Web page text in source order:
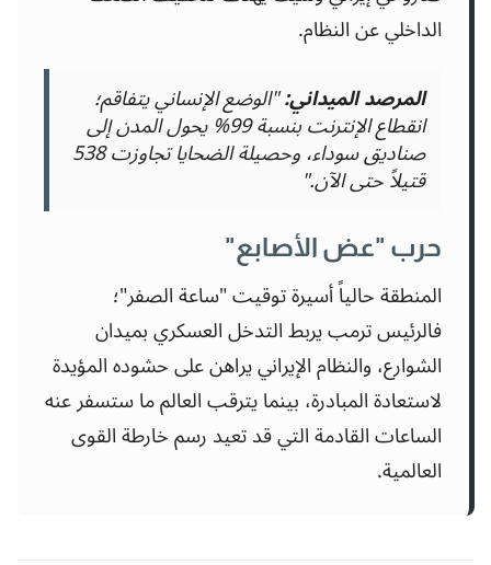
الداخلي عن النظام.
المرصد الميداني:"الوضع الإنساني يتفاقم؛
انقطاع الإنترنت بنسبة 99% يحول المدن إلى
صناديق سوداء، وحصيلة الضحايا تجاوزت 538
قتيلاً حتى الآن."
حرب "عض الأصابع"
المنطقة حالياً أسيرة توقيت "ساعة الصفر"؛
فالرئيس ترمب يربط التدخل العسكري بميدان
الشوارع، والنظام الإيراني يراهن على حشوده المؤيدة
لاستعادة المبادرة، بينما يترقب العالم ما ستسفر عنه
الساعات القادمة التي قد تعيد رسم خارطة القوى
العالمية.